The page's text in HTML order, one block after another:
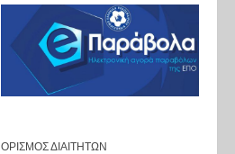
ΟΡΙΣΜΌΣ ΔΙΑΙΤΗΤΏΝ